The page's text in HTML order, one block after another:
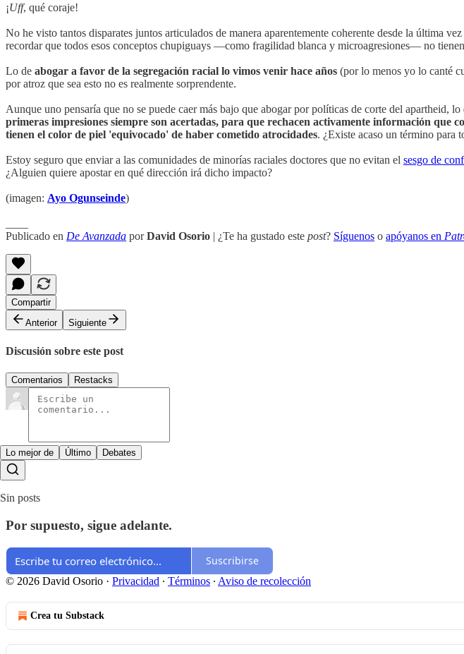
¡Uff, qué coraje!
No he visto tantos disparates juntos articulados de manera aparentemente coherente desde la última
recordar que todos esos conceptos chupiguays —como fragilidad blanca y microagresiones— no
Lo de abogar a favor de la segregación racial lo vimos venir hace años (por lo menos yo lo canté
por atroz que sea esto no es realmente sorprendente.
Aunque uno pensaría que no se puede caer más bajo que abogar por políticas de corte del apartheid,
primeras impresiones siempre son acertadas, para que rechacen activamente información que
tienen el color de piel 'equivocado' de haber cometido atrocidades. ¿Existe acaso un término para
Estoy seguro que enviar a las comunidades de minorías raciales doctores que no evitan el sesgo de
¿Alguien quiere apostar en qué dirección irá dicho impacto?
(imagen: Ayo Ogunseinde)
Publicado en De Avanzada porDavid Osorio | ¿Te ha gustado este post? Síguenos o apóyanos en
Compartir
Anterior
Siguiente
Discusión sobre este post
Comentarios Restacks
Lo mejor de Último Debates
Sin posts
Por supuesto, sigue adelante.
Suscribirse
© 2026 David Osorio · Privacidad ∙ Términos ∙ Aviso de recolección
Crea tu Substack